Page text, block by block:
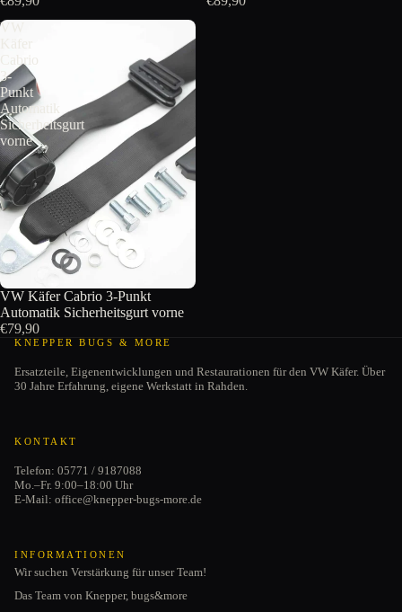
VW
Käfer
Cabrio
3-
Punkt
Automatik
Sicherheitsgurt
vorne
VW Käfer Cabrio 3-Punkt
Automatik Sicherheitsgurt vorne
€79,90
KNEPPER BUGS & MORE
Ersatzteile, Eigenentwicklungen und Restaurationen für den VW Käfer. Über
30 Jahre Erfahrung, eigene Werkstatt in Rahden.
KONTAKT
Telefon: 05771 / 9187088
Mo.–Fr. 9:00–18:00 Uhr
E-Mail: office@knepper-bugs-more.de
INFORMATIONEN
Wir suchen Verstärkung für unser Team!
Das Team von Knepper, bugs&more